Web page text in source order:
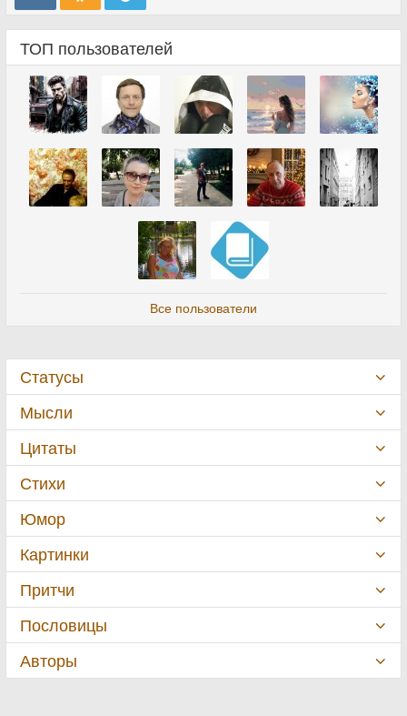
ТОП пользователей
Все пользователи
Статусы
Мысли
Цитаты
Стихи
Юмор
Картинки
Притчи
Пословицы
Авторы